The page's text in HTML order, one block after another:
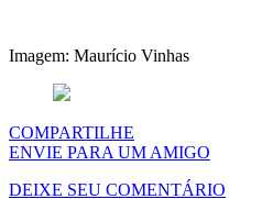
Imagem: Maurício Vinhas
COMPARTILHE
ENVIE PARA UM AMIGO
DEIXE SEU COMENTÁRIO